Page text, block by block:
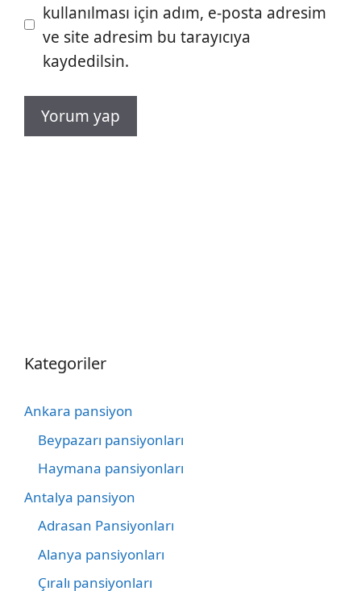
kullanılması için adım, e-posta adresim
ve site adresim bu tarayıcıya
kaydedilsin.
Kategoriler
Ankara pansiyon
Beypazarı pansiyonları
Haymana pansiyonları
Antalya pansiyon
Adrasan Pansiyonları
Alanya pansiyonları
Çıralı pansiyonları